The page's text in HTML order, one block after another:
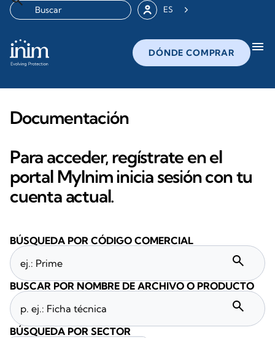
ES
DÓNDE COMPRAR menu
Documentación
Para acceder, regístrate en el
portal MyInim inicia sesión con tu
cuenta actual.
BÚSQUEDA POR CÓDIGO COMERCIAL
search
BUSCAR POR NOMBRE DE ARCHIVO O PRODUCTO
search
BÚSQUEDA POR SECTOR